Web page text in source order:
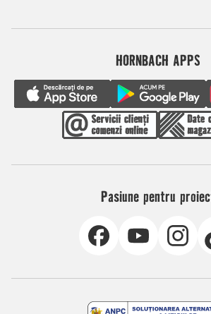
HORNBACH APPS
Pasiune pentru